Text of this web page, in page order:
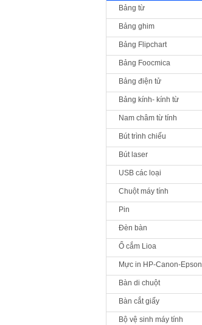
Bảng từ
Bảng ghim
Bảng Flipchart
Bảng Foocmica
Bảng điện tử
Bảng kính- kính từ
Nam châm từ tính
Bút trình chiếu
Bút laser
USB các loại
Chuột máy tính
Pin
Đèn bàn
Ổ cắm Lioa
Mực in HP-Canon-Epson
Bàn di chuột
Bàn cắt giấy
Bộ vệ sinh máy tính